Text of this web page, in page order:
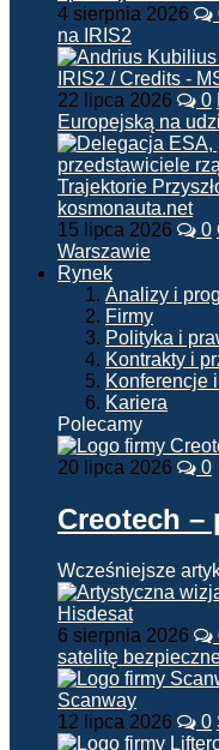
4 sierpnia 2026
na IRIS2
22 lipca 2026 0
Europejską na
15 lipca 2026 0
Warszawie
Rynek
Analizy i
Firmy
Polityka i
Kontrakty i
Konferencje
Kariera
Polecamy
20 lipca 2026 0
Creotech –
Wcześniejsze
6 sierpnia 2026
satelitę
12 lipca 2026 0